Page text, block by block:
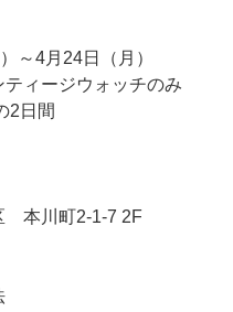
～4月24日（月）
ティージウォッチのみ
2日間
　本川町2-1-7 2F